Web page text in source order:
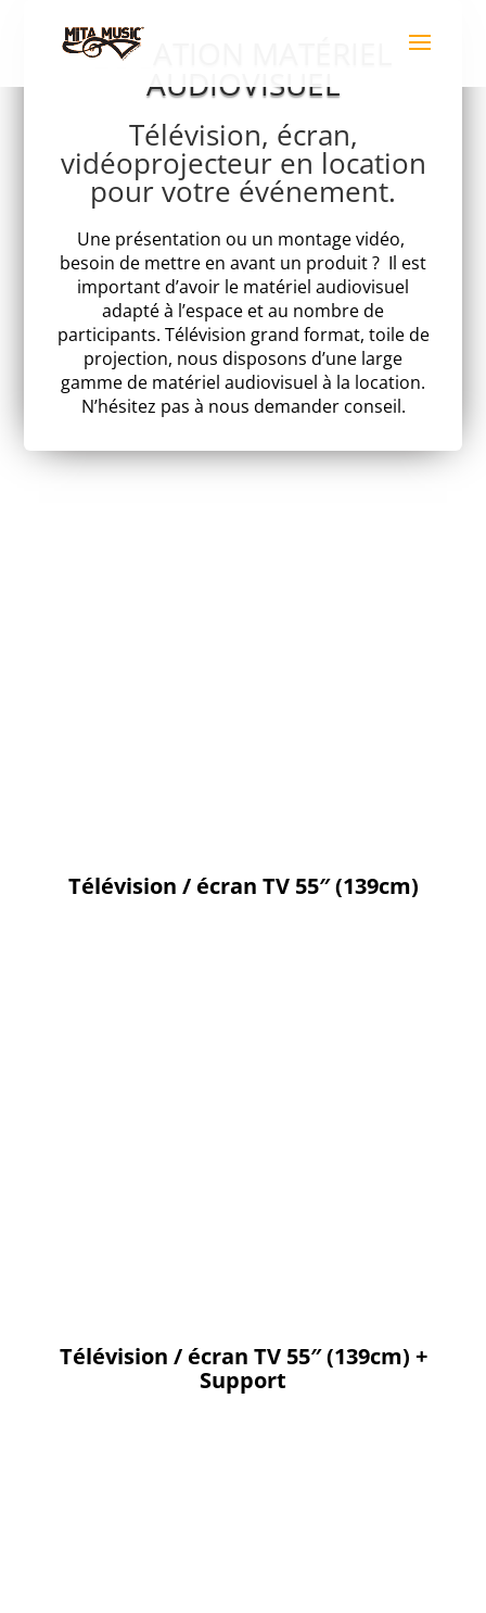
LOCATION MATÉRIEL
AUDIOVISUEL
Télévision, écran,
vidéoprojecteur en location
pour votre événement.
Une présentation ou un montage vidéo,
besoin de mettre en avant un produit ? Il est
important d’avoir le matériel audiovisuel
adapté à l’espace et au nombre de
participants. Télévision grand format, toile de
projection, nous disposons d’une large
gamme de matériel audiovisuel à la location.
N’hésitez pas à nous demander conseil.
Télévision / écran TV 55″ (139cm)
Télévision / écran TV 55″ (139cm) +
Support